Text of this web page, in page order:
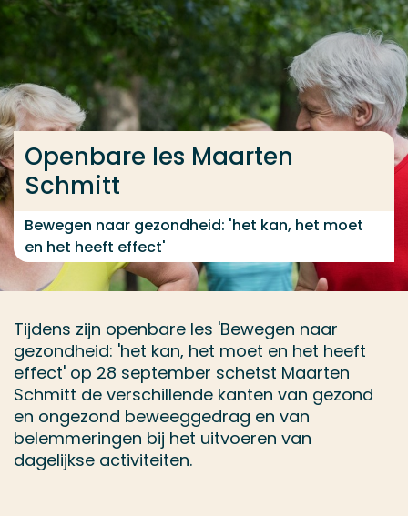
Ga direct naar de content
... > Openbare les Maarten Schmitt
Openbare les Maarten
Schmitt
Bewegen naar gezondheid: 'het kan, het moet
en het heeft effect'
Tijdens zijn openbare les 'Bewegen naar
gezondheid: 'het kan, het moet en het heeft
effect' op 28 september schetst Maarten
Schmitt de verschillende kanten van gezond
en ongezond beweeggedrag en van
belemmeringen bij het uitvoeren van
dagelijkse activiteiten.
Veel gezocht
Opleiding
Contact